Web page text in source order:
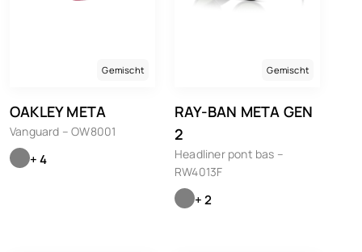
Gemischt
OAKLEY META
Vanguard – OW8001
+ 4
Gemischt
RAY-BAN META GEN
2
Headliner pont bas –
RW4013F
+ 2